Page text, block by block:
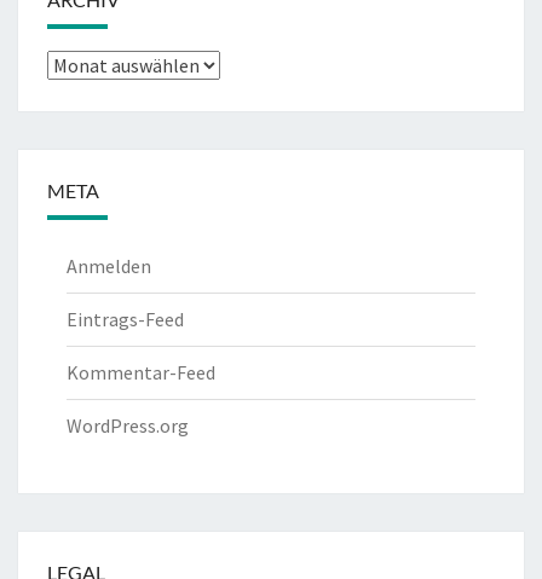
Archiv
META
Anmelden
Eintrags-Feed
Kommentar-Feed
WordPress.org
LEGAL